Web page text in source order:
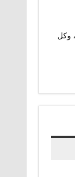
وكل